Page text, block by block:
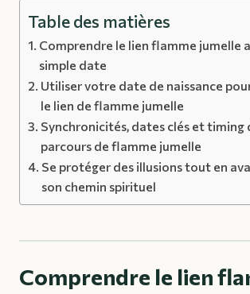
Table des matières
Comprendre le lien flamme jumelle
simple date
Utiliser votre date de naissance
le lien de flamme jumelle
Synchronicités, dates clés et timing
parcours de flamme jumelle
Se protéger des illusions tout en
son chemin spirituel
Comprendre le lien